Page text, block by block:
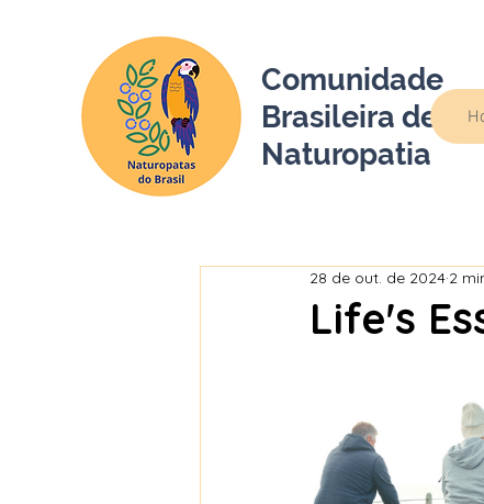
Comunidade
Brasileira de
Naturopatia
Life's
28 de out. de 2024 2